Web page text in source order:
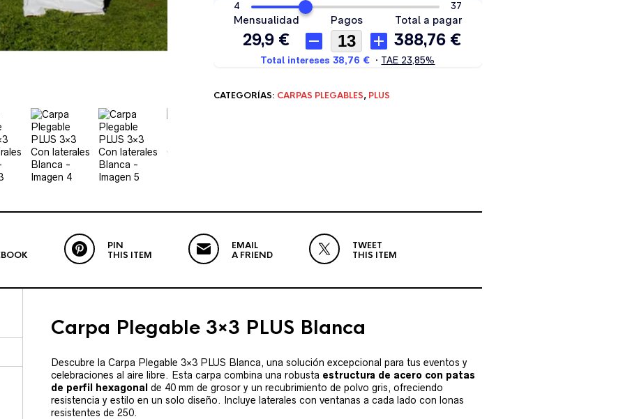
CATEGORÍAS: CARPAS PLEGABLES, PLUS
PIN
THIS ITEM
EMAIL
A FRIEND
TWEET
THIS ITEM
Carpa Plegable 3×3 PLUS Blanca
Descubre la Carpa Plegable 3×3 PLUS Blanca, una solución excepcional para tus eventos y
celebraciones al aire libre. Esta carpa combina una robusta estructura de acero con patas
de perfil hexagonal de 40 mm de grosor y un recubrimiento de polvo gris, ofreciendo
resistencia y estilo en un solo diseño. Incluye laterales con ventanas a cada lado con lonas
resistentes de 250.